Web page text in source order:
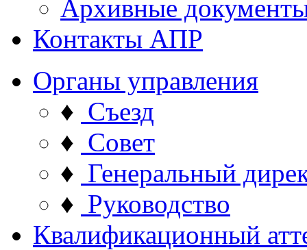
Архивные
Контакты АПР
Органы управления
♦ Съезд
♦ Совет
♦ Генеральный
♦ Руководство
Квалификационный